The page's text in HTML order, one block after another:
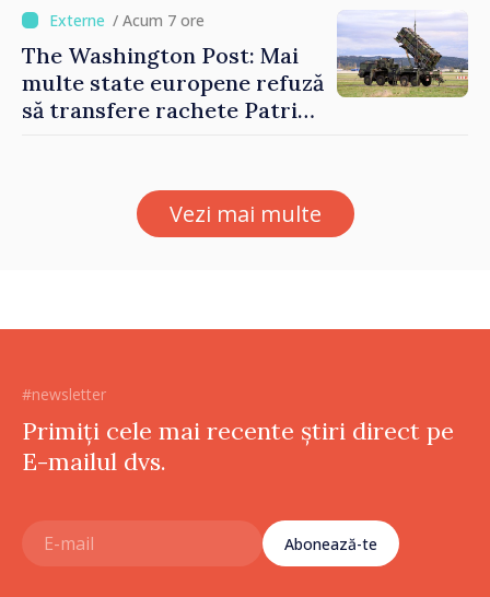
/ Acum 7 ore
The Washington Post: Mai
multe state europene refuză
să transfere rachete Patriot
Vezi mai multe
#newsletter
Primiți cele mai recente știri direct pe
E-mailul dvs.
Abonează-te